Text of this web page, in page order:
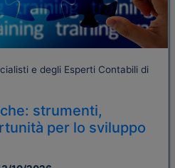
e degli Esperti Contabili di
strumenti,
per lo sviluppo